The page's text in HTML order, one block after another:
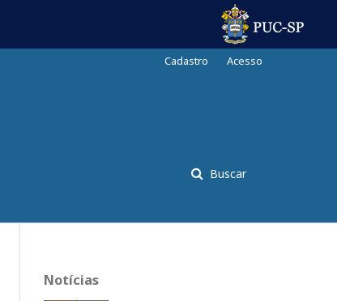
Buscar
Cadastro Acesso
Notícias